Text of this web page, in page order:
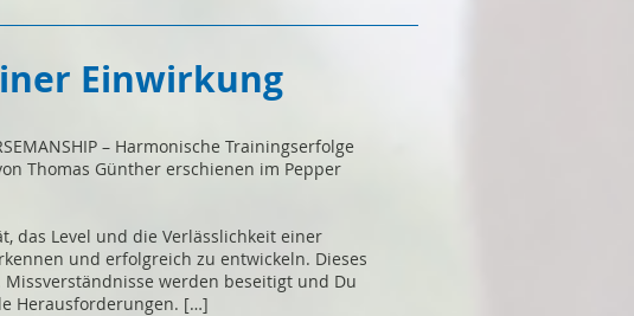
Einwirkung
– Harmonische Trainingserfolge
Thomas Günther erschienen im Pepper
das Level und die Verlässlichkeit einer
und erfolgreich zu entwickeln. Dieses
werden beseitigt und Du
Herausforderungen. […]